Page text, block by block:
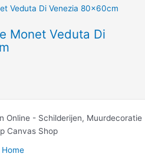
Monet Veduta Di
Online - Schilderijen, Muurdecoratie
Canvas Shop
Home